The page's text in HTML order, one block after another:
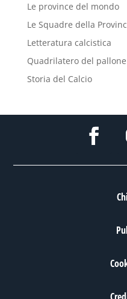
Le province del mondo
Le Squadre della
Letteratura calcistica
Quadrilatero del pallone
Storia del Calcio